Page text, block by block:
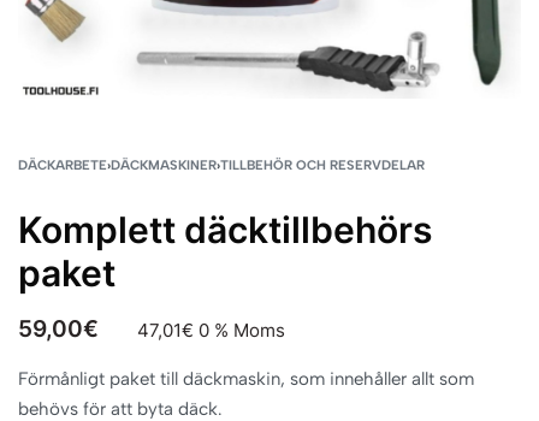
DÄCKARBETE›DÄCKMASKINER›TILLBEHÖR OCH RESERVDELAR
Komplett däcktillbehörs
paket
59,00€ 47,01€ 0 % Moms
Förmånligt paket till däckmaskin, som innehåller allt som
behövs för att byta däck.